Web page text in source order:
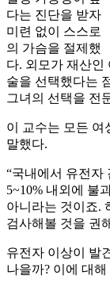
다는 진단을 받자
미련 없이 스스로
의 가슴을 절제했
다. 외모가 재산인
술을 선택했다는
그녀의 선택을 전
이 교수는 모든 여
말했다.
“국내에서 유전자
5~10% 내외에 불
아니라는 것이죠.
검사해볼 것을 권
유전자 이상이 발
나을까? 이에 대